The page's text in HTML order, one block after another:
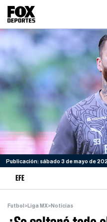
Publicación: sábado 3 de mayo de
EFE
Futbol >Liga MX>Noticias